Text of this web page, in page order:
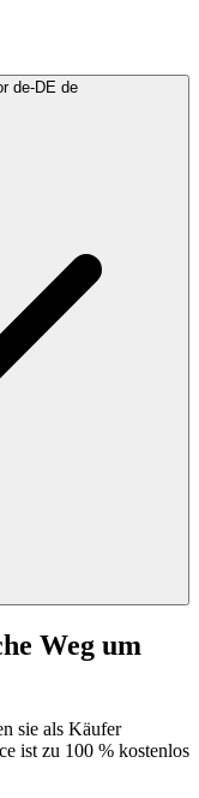
de
Weg um
sie als Käufer
ist zu 100 % kostenlos